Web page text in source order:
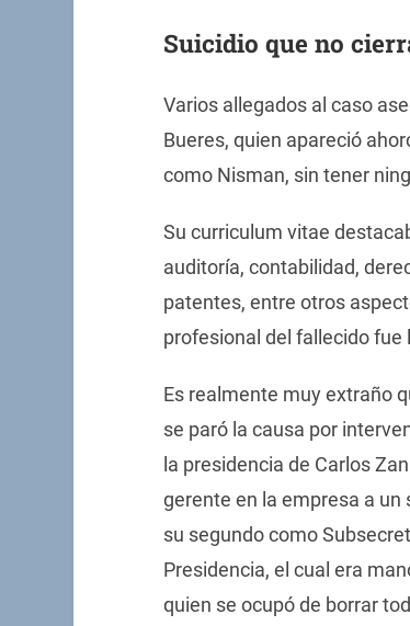
Suicidio que no
Varios allegados al caso
Bueres, quien apareció
como Nisman, sin tener
Su curriculum vitae
auditoría, contabilidad,
patentes, entre otros
profesional del fallecido fue
Es realmente muy extraño
se paró la causa por
la presidencia de Carlos
gerente en la empresa a un
su segundo como
Presidencia, el cual era
quien se ocupó de borrar